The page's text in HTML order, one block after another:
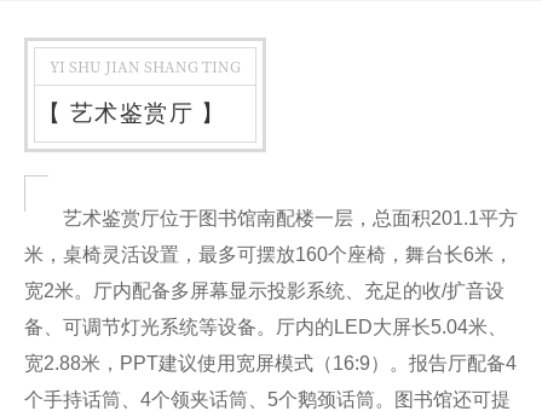
YI SHU JIAN SHANG TING
【 艺术鉴赏厅 】
艺术鉴赏厅位于图书馆南配楼一层，总面积201.1平方
米，桌椅灵活设置，最多可摆放160个座椅，舞台长6米，
宽2米。厅内配备多屏幕显示投影系统、充足的收/扩音设
备、可调节灯光系统等设备。厅内的LED大屏长5.04米、
宽2.88米，PPT建议使用宽屏模式（16:9）。报告厅配备4
个手持话筒、4个领夹话筒、5个鹅颈话筒。图书馆还可提